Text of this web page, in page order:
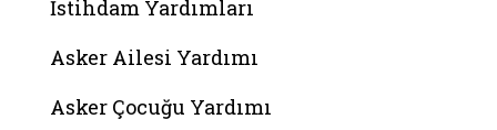
İstihdam Yardımları
Asker Ailesi Yardımı
Asker Çocuğu Yardımı